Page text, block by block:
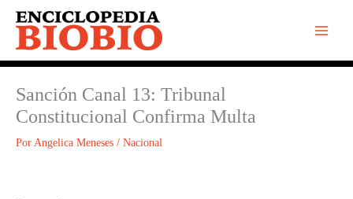
contenido
Sanción Canal 13: Tribunal
Constitucional Confirma Multa
Por Angelica Meneses / Nacional